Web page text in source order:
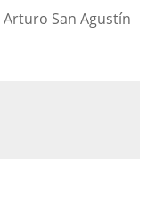
Arturo San Agustín